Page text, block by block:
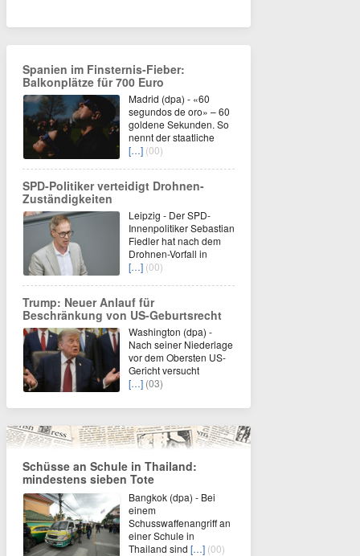
Spanien im Finsternis-Fieber:
Balkonplätze für 700 Euro
Madrid (dpa) - «60
segundos de oro» – 60
goldene Sekunden. So
nennt der staatliche
[…] (00)
SPD-Politiker verteidigt Drohnen-
Zuständigkeiten
Leipzig - Der SPD-
Innenpolitiker Sebastian
Fiedler hat nach dem
Drohnen-Vorfall in
[…] (00)
Trump: Neuer Anlauf für
Beschränkung von US-Geburtsrecht
Washington (dpa) -
Nach seiner Niederlage
vor dem Obersten US-
Gericht versucht
[…] (03)
Schüsse an Schule in Thailand:
mindestens sieben Tote
Bangkok (dpa) - Bei
einem
Schusswaffenangriff an
einer Schule in
Thailand sind […] (00)